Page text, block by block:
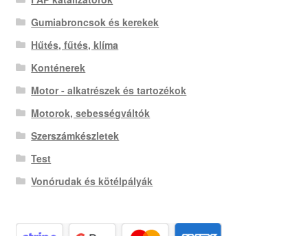
Gumiabroncsok és kerekek
Hűtés, fűtés, klíma
Konténerek
Motor - alkatrészek és tartozékok
Motorok, sebességváltók
Szerszámkészletek
Test
Vonórudak és kötélpályák